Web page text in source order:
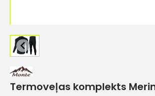
Termoveļas komplekts